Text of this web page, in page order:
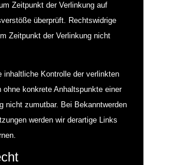
Zeitpunkt der Verlinkung auf
überprüft. Rechtswidrige
Zeitpunkt der Verlinkung nicht
inhaltliche Kontrolle der verlinkten
konkrete Anhaltspunkte einer
nicht zumutbar. Bei Bekanntwerden
werden wir derartige Links